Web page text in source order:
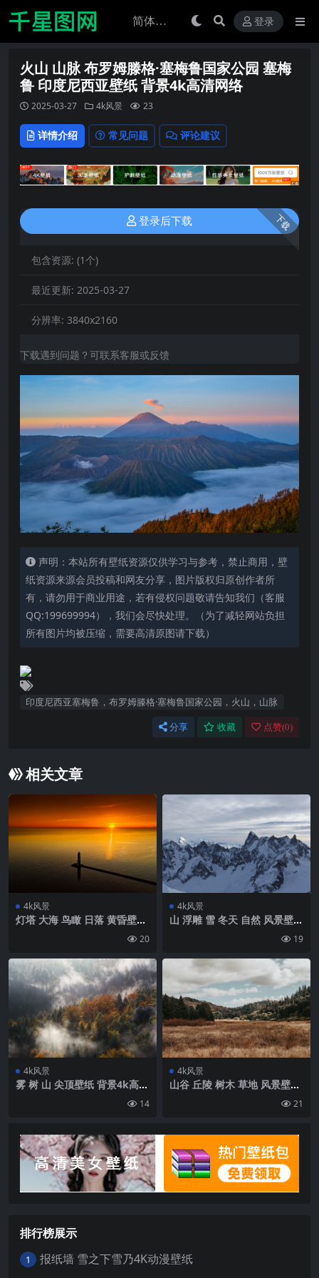
登录
火山 山脉 布罗姆滕格·塞梅鲁国家公园 塞梅
鲁 印度尼西亚壁纸 背景4k高清网络
2025-03-27 4k风景 23
详情介绍 常见问题 评论建议
下载
登录后下载
包含资源: (1个)
最近更新: 2025-03-27
分辨率: 3840x2160
下载遇到问题？可联系客服或反馈
声明：本站所有壁纸资源仅供学习与参考，禁止商用，壁
纸资源来源会员投稿和网友分享，图片版权归原创作者所
有，请勿用于商业用途，若有侵权问题敬请告知我们（客服
QQ:199699994），我们会尽快处理。（为了减轻网站负担
所有图片均被压缩，需要高清原图请下载）
印度尼西亚塞梅鲁，布罗姆滕格·塞梅鲁国家公园，火山，山脉
分享 收藏 点赞(0)
相关文章
4k风景
灯塔 大海 鸟瞰 日落 黄昏壁纸
20
4k风景
山 浮雕 雪 冬天 自然 风景壁纸
19
4k风景
雾 树 山 尖顶壁纸 背景4k高清
14
4k风景
山谷 丘陵 树木 草地 风景壁纸
21
排行榜展示
1 报纸墙 雪之下雪乃4K动漫壁纸